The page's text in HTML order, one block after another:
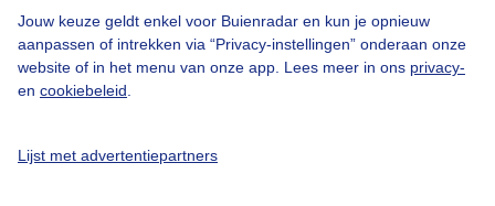
Jouw keuze geldt enkel voor Buienradar en kun je opnieuw
aanpassen of intrekken via “Privacy-instellingen” onderaan onze
website of in het menu van onze app. Lees meer in ons privacy-
en cookiebeleid
Lijst met advertentiepartners
Buienradar Team
Privacy beleid
Cookie beleid
Gratis weerdata